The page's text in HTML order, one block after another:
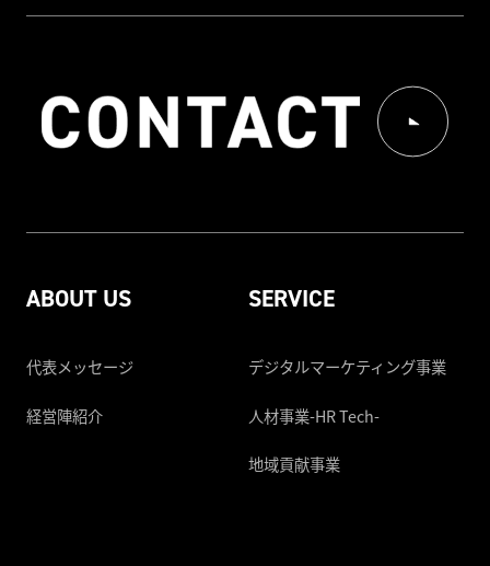
ABOUT US
代表メッセージ
経営陣紹介
SERVICE
デジタルマーケティング事業
人材事業-HR Tech-
地域貢献事業